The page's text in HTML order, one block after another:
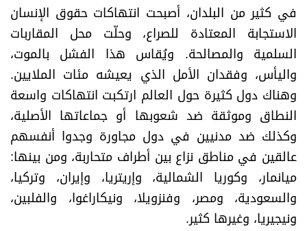
في كثير من البلدان، أصبحت انتهاكات حقوق الإنسان
الاستجابة المعتادة للصراع، وحلّت محل المقاربات
السلمية والمصالحة. ويُقاس هذا الفشل بالموت،
واليأس، وفقدان الأمل الذي يعيشه مئات الملايين.
وهناك دول كثيرة حول العالم ارتكبت انتهاكات واسعة
النطاق وموثقة ضد شعوبها أو جماعاتها الأصلية،
وكذلك ضد مدنيين في دول مجاورة وجدوا أنفسهم
عالقين في مناطق نزاع بين أطراف متحاربة، ومن بينها:
ميانمار، وكوريا الشمالية، وإريتريا، وإيران، وتركيا،
والسعودية، ومصر، وفنزويلا، ونيكاراغوا، والفلبين،
ونيجيريا، وغيرها كثير.